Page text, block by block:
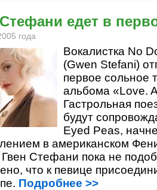
едет в
года
Вокалистка No
(Gwen Stefani)
первое сольное
альбома «Love.
Гастрольная
будут
Eyed Peas,
в американском
Гвен Стефани пока не
что к певице
Подробнее >>